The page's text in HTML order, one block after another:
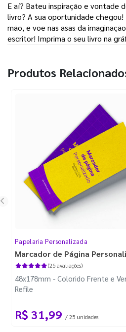
E aí? Bateu inspiração e vontade
livro? A sua oportunidade
mão, e voe nas asas da
escritor! Imprima o seu livro na
Produtos
Papelaria Personalizada
Marcador de Página
(25 avaliações)
48x178mm - Colorido Frente e
Refile
R$ 31,99 / 25 unidades